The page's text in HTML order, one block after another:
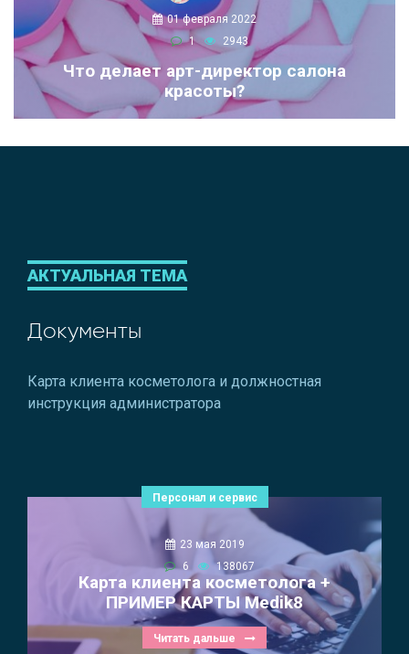
01 февраля 2022
1
2943
Что делает арт-директор салона
красоты?
АКТУАЛЬНАЯ ТЕМА
Документы
Карта клиента косметолога и должностная
инструкция администратора
Персонал и сервис
23 мая 2019
6
138067
Карта клиента косметолога +
ПРИМЕР КАРТЫ Medik8
Читать дальше